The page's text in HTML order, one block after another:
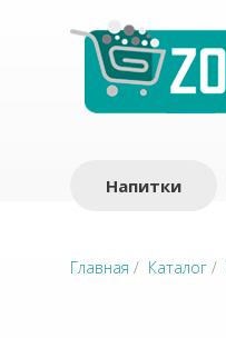
Напитки
Главная / Каталог /